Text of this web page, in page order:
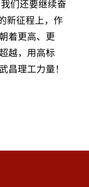
们还要继续奋
新征程上，作
着更高、更
越，用高标
昌理工力量！